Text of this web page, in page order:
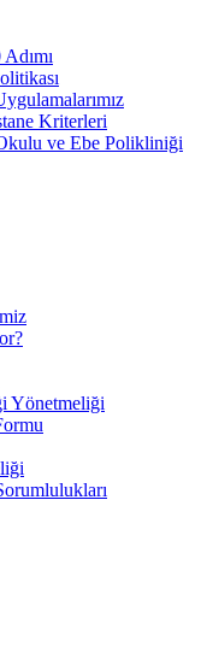
Kriterleri
ve Ebe Polikliniği
Yönetmeliği